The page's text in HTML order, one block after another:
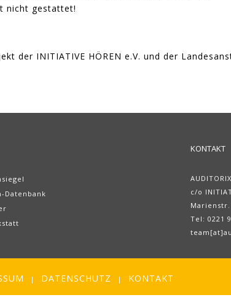
nicht gestattet!
der INITIATIVE HÖREN e.V. und der
Datenbank
KONTAKT
c/o
Tel: 0221
DATENSCHUTZ KONTAKT